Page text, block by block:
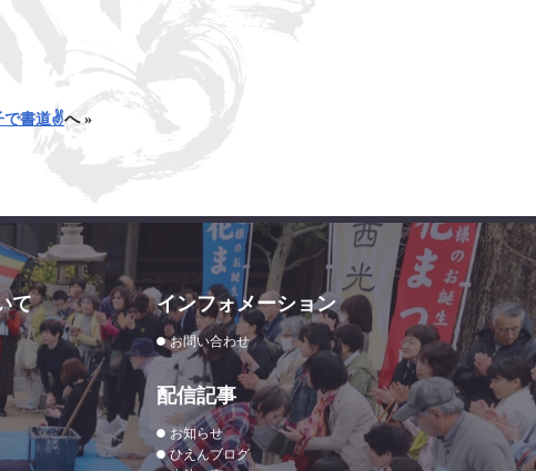
で書道✌️へ »
て インフォメーション
お問い合わせ
配信記事
お知らせ
ひえんブログ